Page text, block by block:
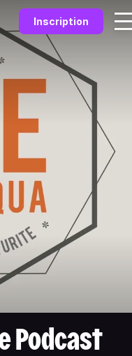
Inscription
Podcast